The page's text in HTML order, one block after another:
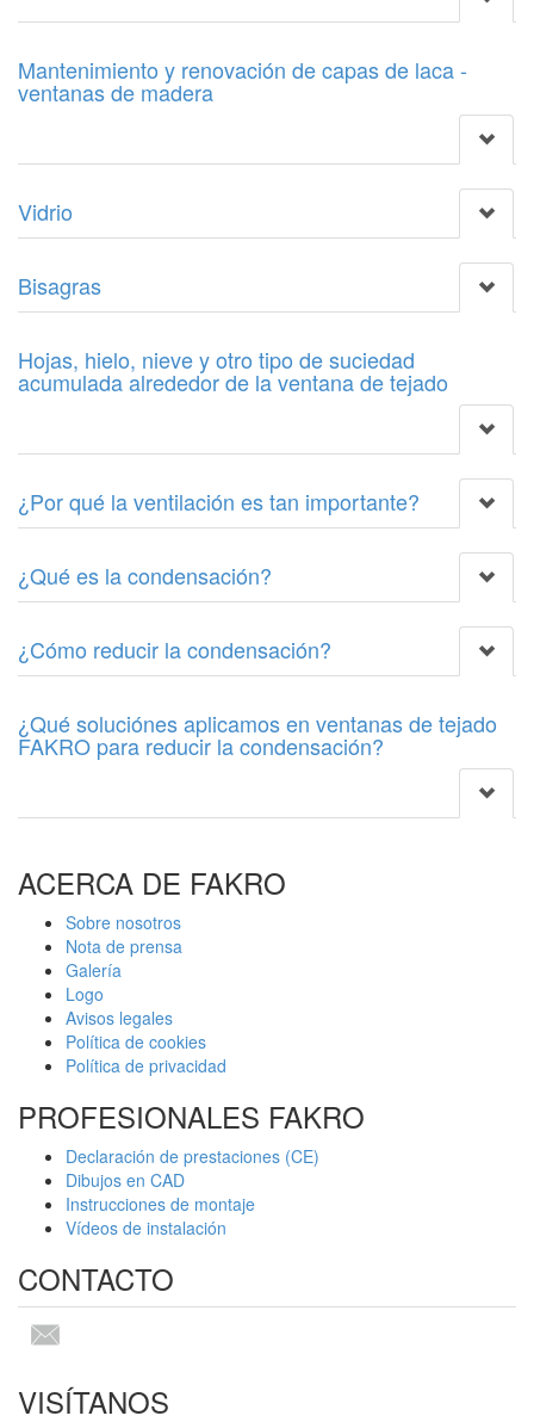
Mantenimiento y renovación de capas de laca -
ventanas de madera
Vidrio
Bisagras
Hojas, hielo, nieve y otro tipo de suciedad
acumulada alrededor de la ventana de tejado
¿Por qué la ventilación es tan importante?
¿Qué es la condensación?
¿Cómo reducir la condensación?
¿Qué soluciónes aplicamos en ventanas de tejado
FAKRO para reducir la condensación?
ACERCA DE FAKRO
Sobre nosotros
Nota de prensa
Galería
Logo
Avisos legales
Política de cookies
Política de privacidad
PROFESIONALES FAKRO
Declaración de prestaciones (CE)
Dibujos en CAD
Instrucciones de montaje
Vídeos de instalación
CONTACTO
VISÍTANOS